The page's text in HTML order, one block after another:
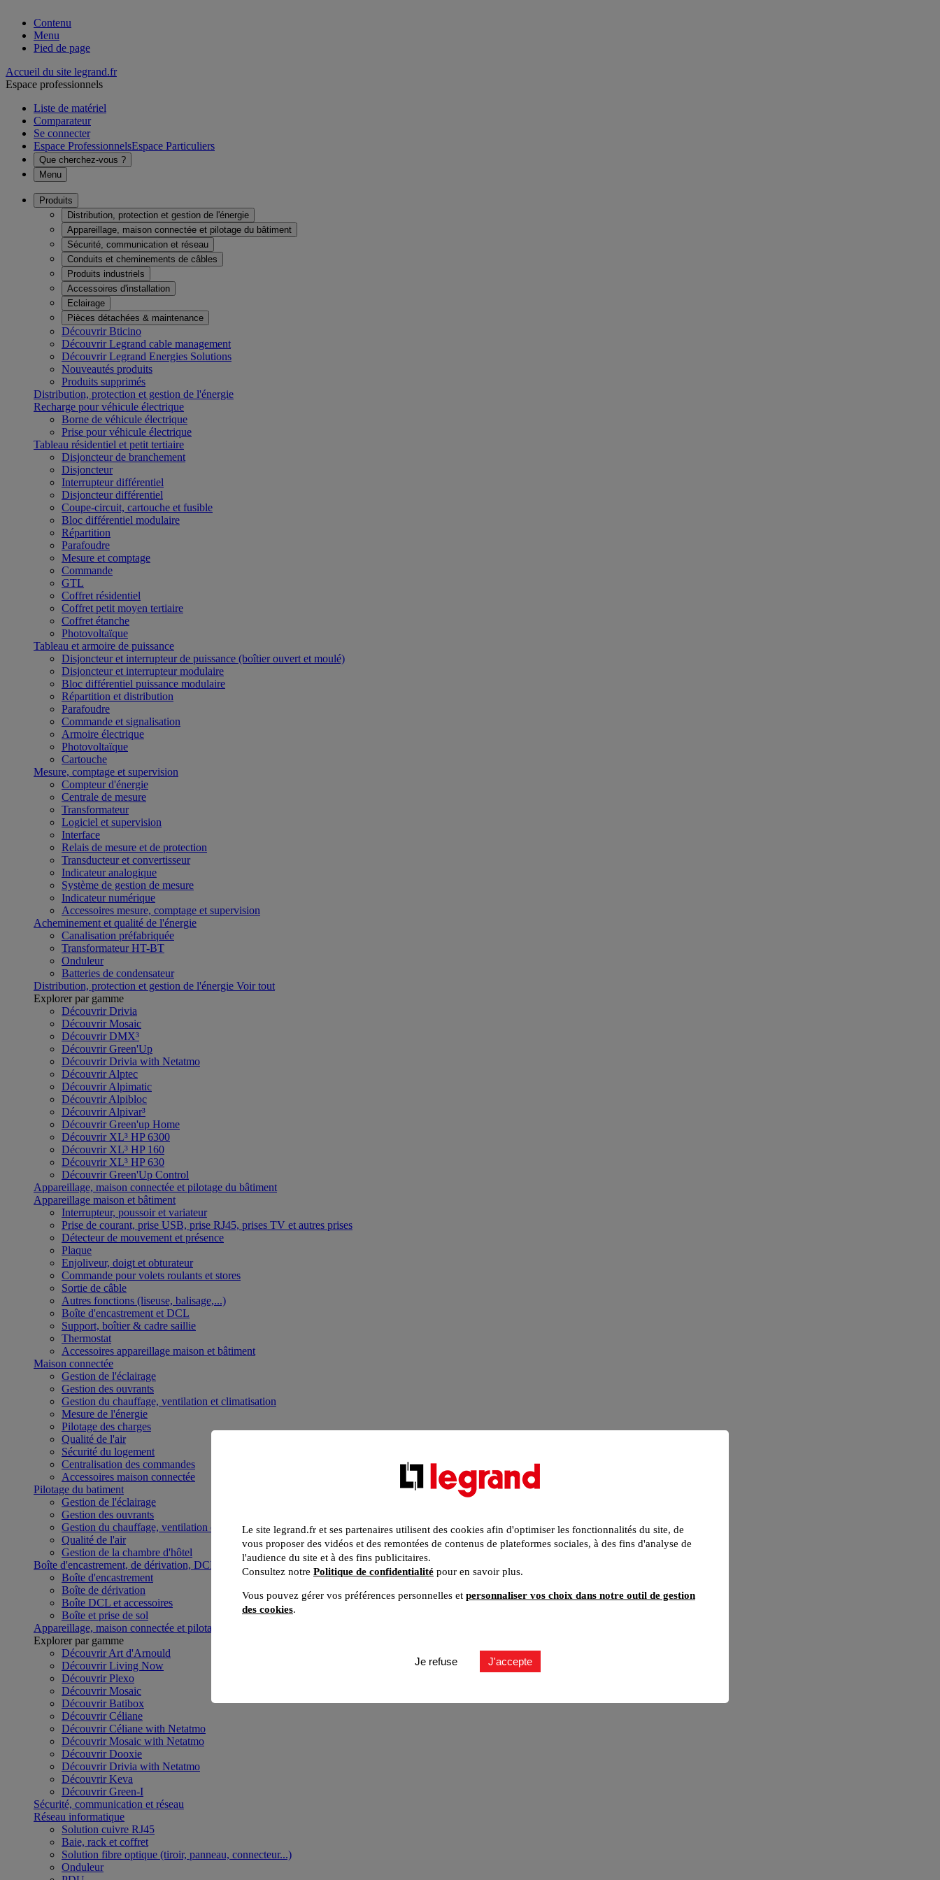
Contenu
Menu
Pied de page
Accueil du site legrand.fr
Espace professionnels
Liste de matériel
Comparateur
Se connecter
Espace ProfessionnelsEspace Particuliers
Que cherchez-vous ?
Menu
Produits
Distribution, protection et gestion de l'énergie
Appareillage, maison connectée et pilotage du bâtiment
Sécurité, communication et réseau
Conduits et cheminements de câbles
Produits industriels
Accessoires d'installation
Eclairage
Pièces détachées & maintenance
Découvrir Bticino
Découvrir Legrand cable management
Découvrir Legrand Energies Solutions
Nouveautés produits
Produits supprimés
Distribution, protection et gestion de l'énergie
Recharge pour véhicule électrique
Borne de véhicule électrique
Prise pour véhicule électrique
Tableau résidentiel et petit tertiaire
Disjoncteur de branchement
Disjoncteur
Interrupteur différentiel
Disjoncteur différentiel
Coupe-circuit, cartouche et fusible
Bloc différentiel modulaire
Répartition
Parafoudre
Mesure et comptage
Commande
GTL
Coffret résidentiel
Coffret petit moyen tertiaire
Coffret étanche
Photovoltaïque
Tableau et armoire de puissance
Disjoncteur et interrupteur de puissance (boîtier ouvert et moulé)
Disjoncteur et interrupteur modulaire
Bloc différentiel puissance modulaire
Répartition et distribution
Parafoudre
Commande et signalisation
Armoire électrique
Photovoltaïque
Cartouche
Mesure, comptage et supervision
Compteur d'énergie
Centrale de mesure
Transformateur
Logiciel et supervision
Interface
Relais de mesure et de protection
Transducteur et convertisseur
Indicateur analogique
Système de gestion de mesure
Indicateur numérique
Accessoires mesure, comptage et supervision
Acheminement et qualité de l'énergie
Canalisation préfabriquée
Transformateur HT-BT
Onduleur
Batteries de condensateur
Distribution, protection et gestion de l'énergie Voir tout
Explorer par gamme
Découvrir Drivia
Découvrir Mosaic
Découvrir DMX³
Découvrir Green'Up
Découvrir Drivia with Netatmo
Découvrir Alptec
Découvrir Alpimatic
Découvrir Alpibloc
Découvrir Alpivar³
Découvrir Green'up Home
Découvrir XL³ HP 6300
Découvrir XL³ HP 160
Découvrir XL³ HP 630
Découvrir Green'Up Control
Appareillage, maison connectée et pilotage du bâtiment
Appareillage maison et bâtiment
Interrupteur, poussoir et variateur
Prise de courant, prise USB, prise RJ45, prises TV et autres prises
Détecteur de mouvement et présence
Plaque
Enjoliveur, doigt et obturateur
Commande pour volets roulants et stores
Sortie de câble
Autres fonctions (liseuse, balisage,...)
Boîte d'encastrement et DCL
Support, boîtier & cadre saillie
Thermostat
Accessoires appareillage maison et bâtiment
Maison connectée
Gestion de l'éclairage
Gestion des ouvrants
Gestion du chauffage, ventilation et climatisation
Mesure de l'énergie
Pilotage des charges
Qualité de l'air
Sécurité du logement
Centralisation des commandes
Accessoires maison connectée
Pilotage du batiment
Gestion de l'éclairage
Gestion des ouvrants
Gestion du chauffage, ventilation et climatisation
Qualité de l'air
Gestion de la chambre d'hôtel
Boîte d'encastrement, de dérivation, DCL et boîte de sol
Boîte d'encastrement
Boîte de dérivation
Boîte DCL et accessoires
Boîte et prise de sol
Appareillage, maison connectée et pilotage du bâtiment
Explorer par gamme
Découvrir Art d'Arnould
Découvrir Living Now
Découvrir Plexo
Découvrir Mosaic
Découvrir Batibox
Découvrir Céliane
Découvrir Céliane with Netatmo
Découvrir Mosaic with Netatmo
Découvrir Dooxie
Découvrir Drivia with Netatmo
Découvrir Keva
Découvrir Green-I
Sécurité, communication et réseau
Réseau informatique
Solution cuivre RJ45
Baie, rack et coffret
Solution fibre optique (tiroir, panneau, connecteur...)
Onduleur
Le site legrand.fr et ses partenaires utilisent des cookies afin d'optimiser les fonctionnalités du site, de
vous proposer des vidéos et des remontées de contenus de plateformes sociales, à des fins d'analyse de
l'audience du site et à des fins publicitaires.
Consultez notre Politique de confidentialité pour en savoir plus.
Vous pouvez gérer vos préférences personnelles et personnaliser vos choix dans notre outil de gestion
des cookies.
Je refuse J'accepte